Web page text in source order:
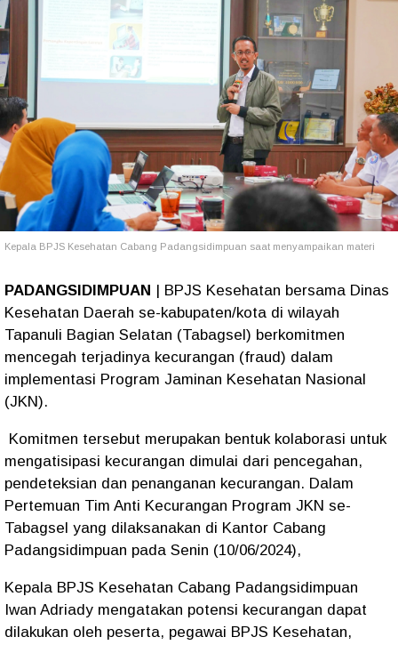
Kepala BPJS Kesehatan Cabang Padangsidimpuan saat menyampaikan materi
PADANGSIDIMPUAN | BPJS Kesehatan bersama Dinas
Kesehatan Daerah se-kabupaten/kota di wilayah
Tapanuli Bagian Selatan (Tabagsel) berkomitmen
mencegah terjadinya kecurangan (fraud) dalam
implementasi Program Jaminan Kesehatan Nasional
(JKN).
Komitmen tersebut merupakan bentuk kolaborasi untuk
mengatisipasi kecurangan dimulai dari pencegahan,
pendeteksian dan penanganan kecurangan. Dalam
Pertemuan Tim Anti Kecurangan Program JKN se-
Tabagsel yang dilaksanakan di Kantor Cabang
Padangsidimpuan pada Senin (10/06/2024),
Kepala BPJS Kesehatan Cabang Padangsidimpuan
Iwan Adriady mengatakan potensi kecurangan dapat
dilakukan oleh peserta, pegawai BPJS Kesehatan,